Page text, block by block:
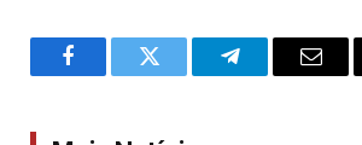
FacebookTwitter TelegramEmail